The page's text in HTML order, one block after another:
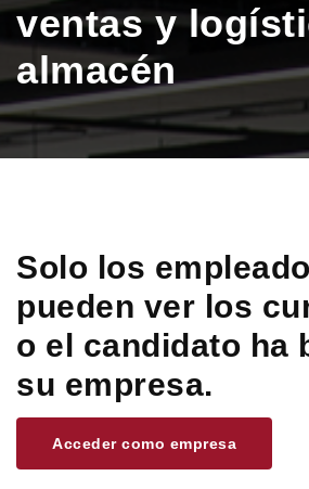
ventas y
almacén
Solo los
pueden ver los
o el candidato ha
su empresa.
Acceder como empresa